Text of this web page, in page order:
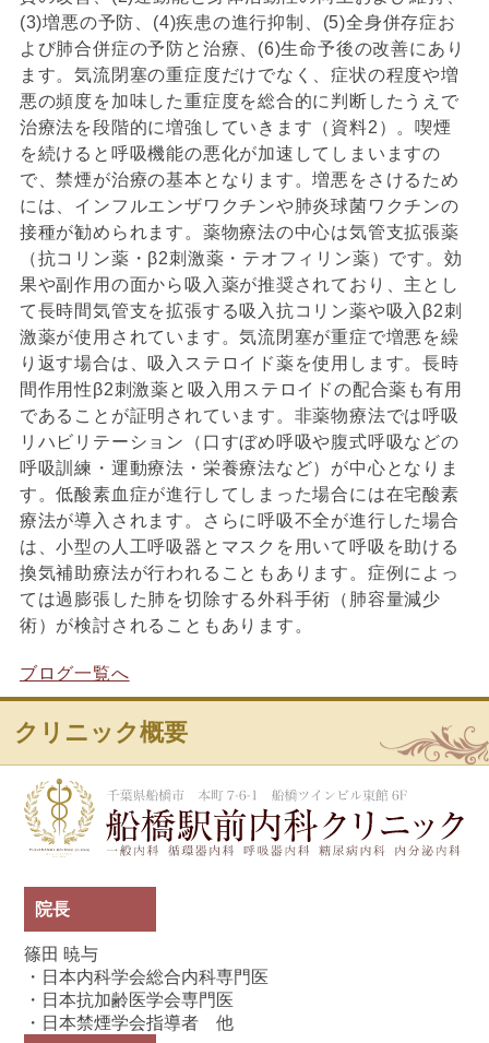
(3)増悪の予防、(4)疾患の進行抑制、(5)全身併存症お
よび肺合併症の予防と治療、(6)生命予後の改善にあり
ます。気流閉塞の重症度だけでなく、症状の程度や増
悪の頻度を加味した重症度を総合的に判断したうえで
治療法を段階的に増強していきます（資料2）。喫煙
を続けると呼吸機能の悪化が加速してしまいますの
で、禁煙が治療の基本となります。増悪をさけるため
には、インフルエンザワクチンや肺炎球菌ワクチンの
接種が勧められます。薬物療法の中心は気管支拡張薬
（抗コリン薬・β2刺激薬・テオフィリン薬）です。効
果や副作用の面から吸入薬が推奨されており、主とし
て長時間気管支を拡張する吸入抗コリン薬や吸入β2刺
激薬が使用されています。気流閉塞が重症で増悪を繰
り返す場合は、吸入ステロイド薬を使用します。長時
間作用性β2刺激薬と吸入用ステロイドの配合薬も有用
であることが証明されています。非薬物療法では呼吸
リハビリテーション（口すぼめ呼吸や腹式呼吸などの
呼吸訓練・運動療法・栄養療法など）が中心となりま
す。低酸素血症が進行してしまった場合には在宅酸素
療法が導入されます。さらに呼吸不全が進行した場合
は、小型の人工呼吸器とマスクを用いて呼吸を助ける
換気補助療法が行われることもあります。症例によっ
ては過膨張した肺を切除する外科手術（肺容量減少
術）が検討されることもあります。
ブログ一覧へ
クリニック概要
院長
篠田 暁与
・日本内科学会総合内科専門医
・日本抗加齢医学会専門医
・日本禁煙学会指導者 他